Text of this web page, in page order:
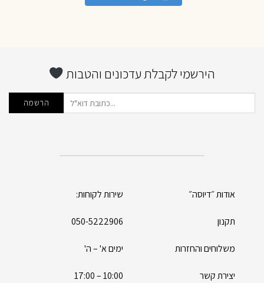
הירשמי לקבלת עדכונים והטבות
אודות ״דיוסה״
תקנון
משלוחים והחזרות
יצירת קשר
שירות לקוחות:
050-5222906
ימים א' – ה'
10:00 – 17:00